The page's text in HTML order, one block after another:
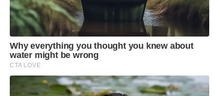
Why everything you thought you knew about
water might be wrong
CTA LOVE